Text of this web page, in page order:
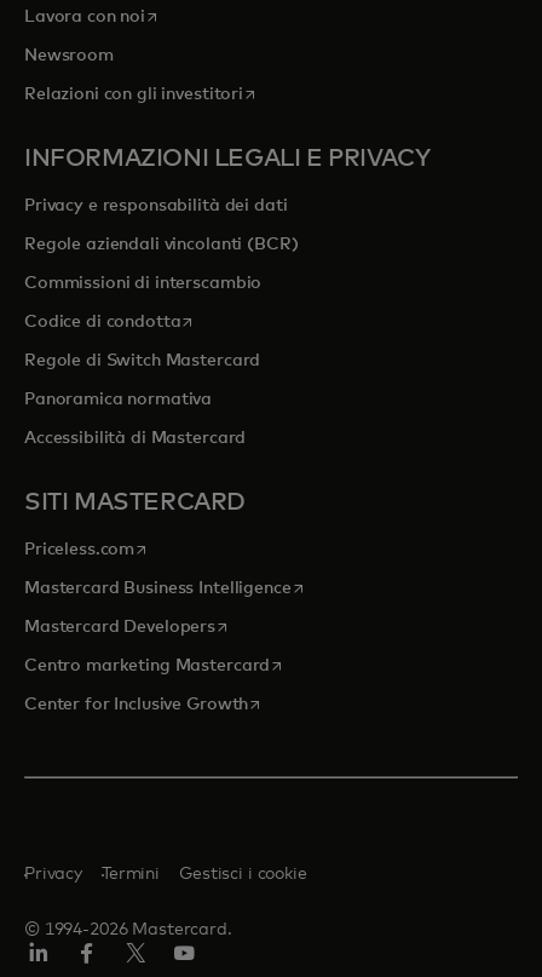
Lavora con noi si apre in una nuova scheda
Newsroom
Relazioni con gli investitorisi apre in una nuova scheda
INFORMAZIONI LEGALI E PRIVACY
Privacy e responsabilità dei dati
Regole aziendali vincolanti (BCR)
Commissioni di interscambio
Codice di condottasi apre in una nuova scheda
Regole di Switch Mastercard
Panoramica normativa
Accessibilità di Mastercard
SITI MASTERCARD
Priceless.com si apre in una nuova scheda
Mastercard Business Intelligencesi apre in una nuova scheda
Mastercard Developerssi apre in una nuova scheda
Centro marketing Mastercard si apre in una nuova scheda
Center for Inclusive Growthsi apre in una nuova scheda
© 1994-2026 Mastercard.
Privacy Termini Gestisci i cookie